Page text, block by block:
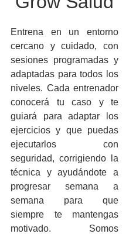
Entrena en un entorno
cercano y cuidado, con
sesiones programadas y
adaptadas para todos los
niveles. Cada entrenador
conocerá tu caso y te
guiará para adaptar los
ejercicios y que puedas
ejecutarlos con
seguridad, corrigiendo la
técnica y ayudándote a
progresar semana a
semana para que
siempre te mantengas
motivado. Somos